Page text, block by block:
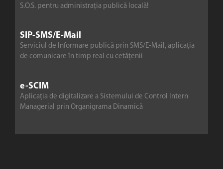
S.O.S. pentru administrația publică locală!
SIP-SMS/E-Mail
Serviciul de Informare publică prin SMS/E-Mail, aplicația
de comunicare în timp real cu cetățenii
e-SCIM
Aplicația de digitalizare a Sistemului de Control Intern
Managerial prin Organigrama Dinamică